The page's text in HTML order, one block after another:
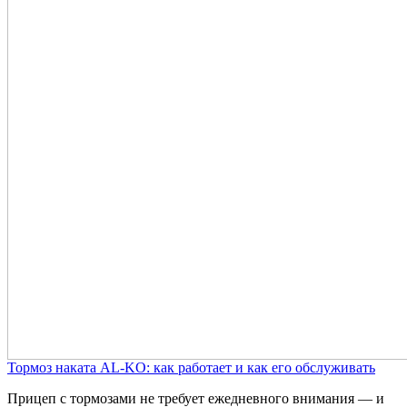
Тормоз наката AL-KO: как работает и как его обслуживать
Прицеп с тормозами не требует ежедневного внимания — и